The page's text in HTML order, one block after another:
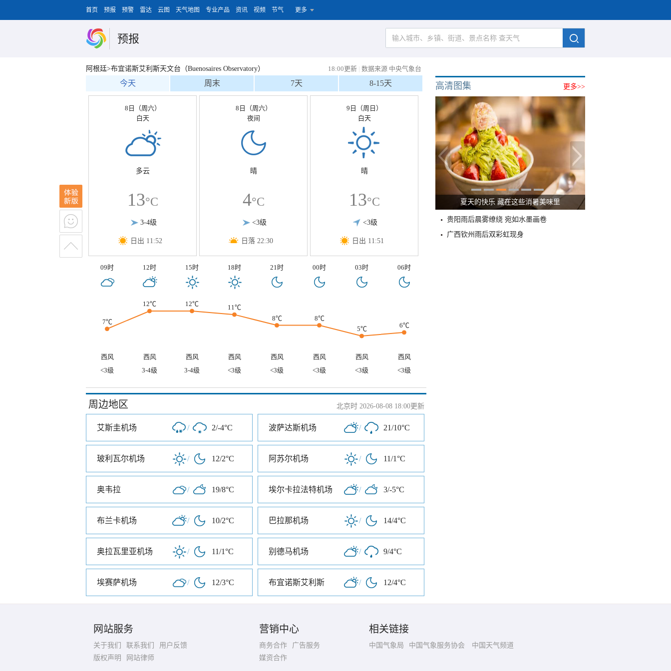
首页 预报 预警 雷达 云图 天气地图 专业产品 资讯 视频 节气 更多
预报
阿根廷>布宜诺斯艾利斯天文台（Buenosaires Observatory） 18:00更新 | 数据来源 中央气象台
今天 周末 7天 8-15天
8日（周六）
白天
多云
13°C
3-4级
日出 11:52
8日（周六）
夜间
晴
4°C
<3级
日落 22:30
9日（周日）
白天
晴
13°C
<3级
日出 11:51
09时 12时 15时 18时 21时 00时 03时 06时
7℃
12℃ 12℃
11℃
8℃
8℃
5℃
6℃
西风 西风 西风 西风 西风 西风 西风
西风
<3级
3-4级 3-4级 <3级 <3级 <3级 <3级 <3级
周边地区 北京时 2026-08-08 18:00更新
艾斯圭机场 / 2/-4°C 波萨达斯机场 / 21/10°C
玻利瓦尔机场 / 12/2°C 阿苏尔机场 / 11/1°C
奥韦拉 / 19/8°C 埃尔卡拉法特机场 / 3/-5°C
布兰卡机场 / 10/2°C 巴拉那机场 / 14/4°C
奥拉瓦里亚机场 / 11/1°C 别德马机场 / 9/4°C
埃赛萨机场 / 12/3°C 布宜诺斯艾利斯 / 12/4°C
更多>>
高清图集
夏天的快乐 藏在这些消暑美味里
贵阳雨后晨雾缭绕 宛如水墨画卷
广西钦州雨后双彩虹现身
网站服务
关于我们 联系我们
用户反馈
版权声明
网站律师
营销中心
商务合作
广告服务
媒资合作
相关链接
中国气象局 中国气象服务协会 中国天气频道